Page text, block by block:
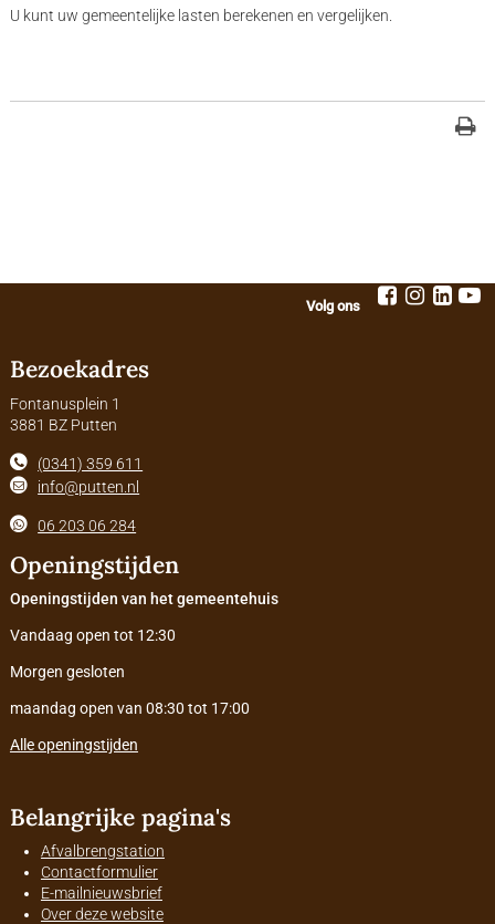
U kunt uw gemeentelijke lasten berekenen en vergelijken.
Volg ons
Bezoekadres
Fontanusplein 1
3881 BZ Putten
(0341) 359 611
info@putten.nl
06 203 06 284
Openingstijden
Openingstijden van het gemeentehuis
Vandaag open tot 12:30
Morgen gesloten
maandag open van 08:30 tot 17:00
Alle openingstijden
Belangrijke pagina's
Afvalbrengstation
Contactformulier
E-mailnieuwsbrief
Over deze website